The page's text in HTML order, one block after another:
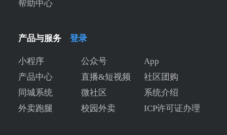
帮助中心
产品与服务 登录
小程序 公众号
App
产品中心
直播&短视频
社区团购
同城系统
微社区
系统介绍
外卖跑腿
校园外卖 ICP许可证办理